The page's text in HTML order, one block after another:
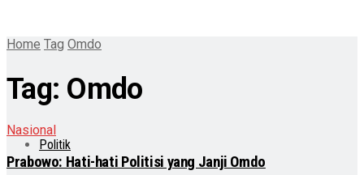
Politik
Home Tag Omdo
Tag: Omdo
Nasional
Prabowo: Hati-hati Politisi yang Janji Omdo